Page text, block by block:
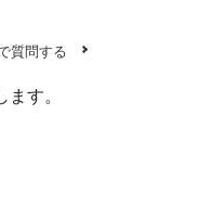
質問する
す。